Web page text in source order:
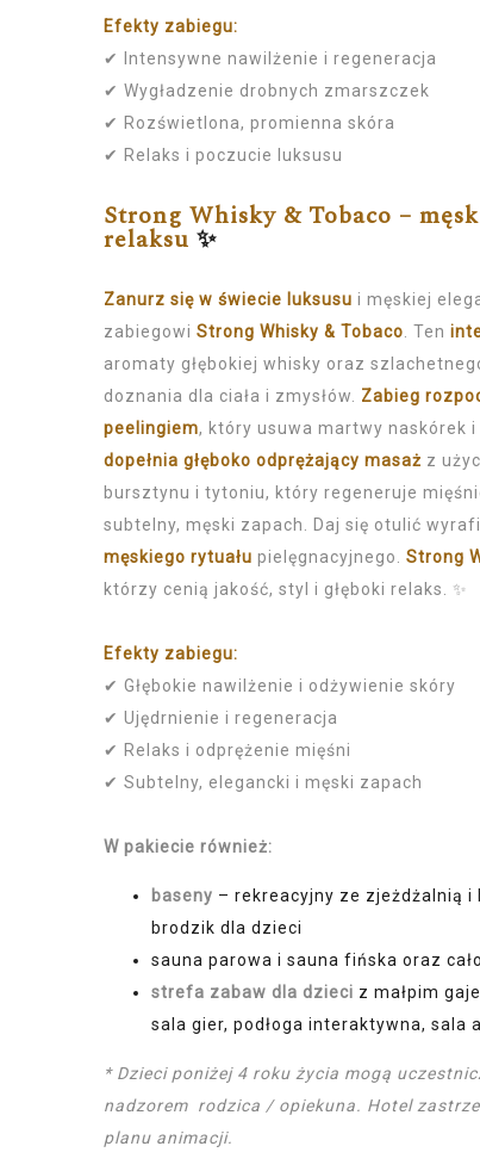
Efekty zabiegu:
✔ Intensywne nawilżenie i regeneracja
✔ Wygładzenie drobnych zmarszczek
✔ Rozświetlona, promienna skóra
✔ Relaks i poczucie luksusu
Strong Whisky & Tobaco –
relaksu ✨
Zanurz się w świecie luksusu i męskiej
zabiegowi Strong Whisky & Tobaco . Ten
aromaty głębokiej whisky oraz
doznania dla ciała i zmysłów. Zabieg
peelingiem, który usuwa martwy naskórek
dopełnia głęboko odprężający masaż z
bursztynu i tytoniu, który regeneruje
subtelny, męski zapach. Daj się otulić
męskiego rytuału pielęgnacyjnego. Strong
którzy cenią jakość, styl i głęboki relaks. ✨
Efekty zabiegu:
✔ Głębokie nawilżenie i odżywienie skóry
✔ Ujędrnienie i regeneracja
✔ Relaks i odprężenie mięśni
✔ Subtelny, elegancki i męski zapach
W pakiecie również:
baseny – rekreacyjny ze zjeżdżalnią i
brodzik dla dzieci
sauna parowa i sauna fińska oraz
strefa zabaw dla dzieci z małpim
sala gier, podłoga interaktywna, sala
* Dzieci poniżej 4 roku życia mogą
nadzorem rodzica / opiekuna. Hotel
planu animacji.